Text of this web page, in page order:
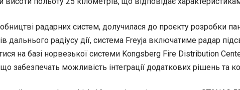
радарних систем, долучилася до проєкту розробки
радіусу дії, система Freyja включатиме радар
на базі норвезької системи Kongsberg Fire Distribution
забезпечать можливість інтеграції додаткових рішень та